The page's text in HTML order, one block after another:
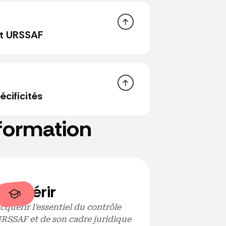
de travail dissimulé
l’essentiel du contrôle
et de son cadre juridique